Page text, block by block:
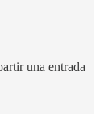
una entrada